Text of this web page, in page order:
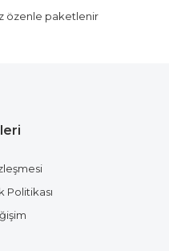
özenle paketlenir
Politikası